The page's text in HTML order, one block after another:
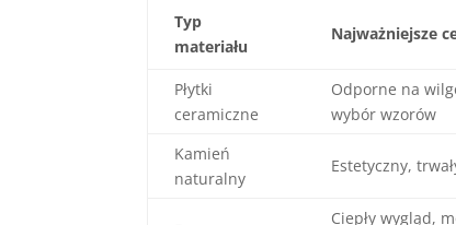
Typ
materiału
Najważniejsze
Płytki
ceramiczne
Odporne na
wybór wzorów
Kamień
naturalny
Estetyczny,
Ciepły wygląd,